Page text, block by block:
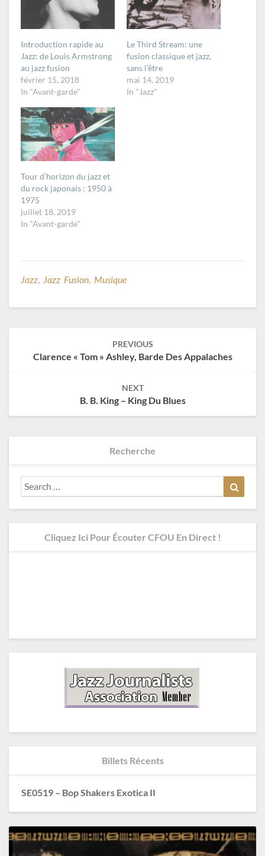
Introduction rapide au
Jazz: de Louis Armstrong
au jazz fusion
février 15, 2018
In "Avant-garde"
Le Third Stream: une
fusion classique et jazz,
sans l’être
mai 14, 2019
In "Jazz"
Tour d’horizon du jazz et
du rock japonais : 1950 à
1975
juillet 18, 2019
In "Avant-garde"
Jazz Jazz Fusion Musique
PREVIOUS
Clarence « Tom » Ashley, Barde Des Appalaches
NEXT
B. B. King – King Du Blues
Recherche
Search
for:
Cliquez Ici Pour Écouter CFOU En Direct !
Billets Récents
SE0519 – Bop Shakers Exotica II